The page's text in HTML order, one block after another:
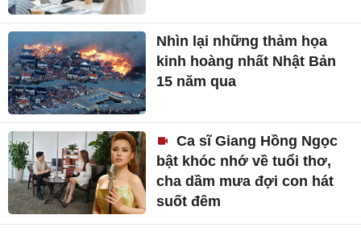
Nhìn lại những thảm họa
kinh hoàng nhất Nhật Bản
15 năm qua
Ca sĩ Giang Hồng Ngọc
bật khóc nhớ về tuổi thơ,
cha dầm mưa đợi con hát
suốt đêm